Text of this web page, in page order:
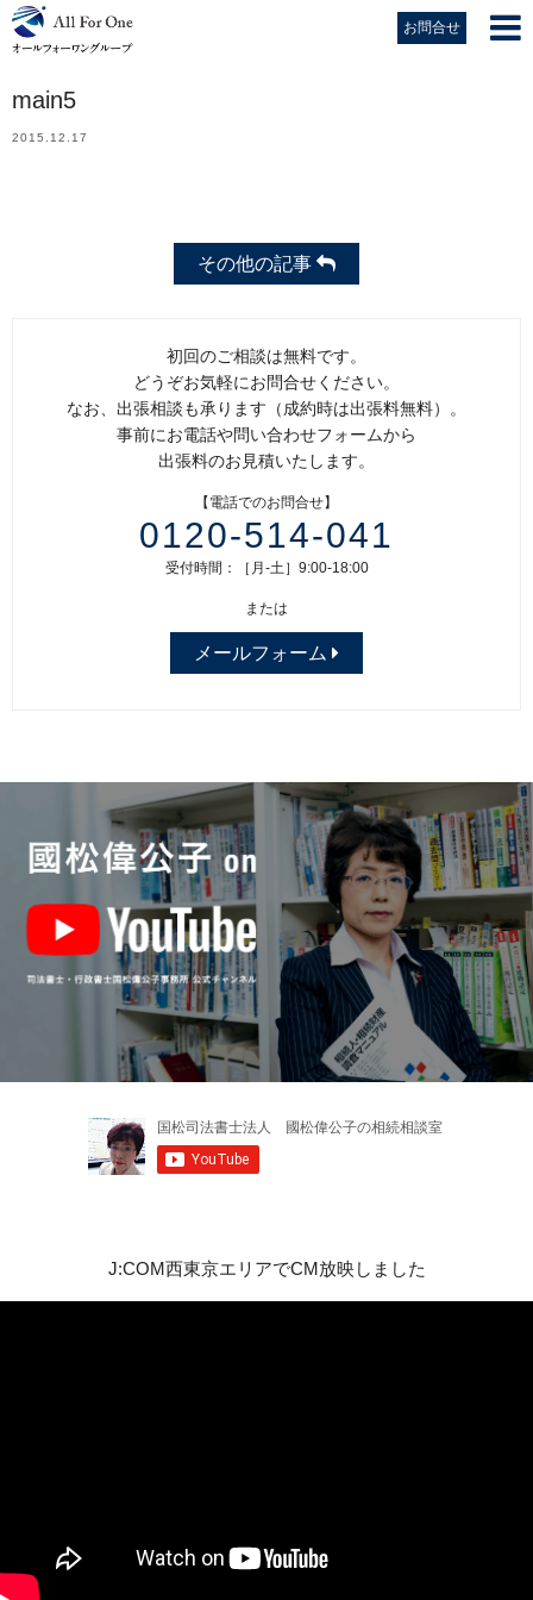
お問合せ
main5
2015.12.17
その他の記事
初回のご相談は無料です。
どうぞお気軽にお問合せください。
なお、出張相談も承ります（成約時は出張料無料）。
事前にお電話や問い合わせフォームから
出張料のお見積いたします。
【電話でのお問合せ】
0120-514-041
受付時間：［月-土］9:00-18:00
または
メールフォーム
J:COM西東京エリアでCM放映しました